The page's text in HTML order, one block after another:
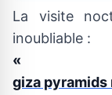
La visite
inoubliable :
«
giza